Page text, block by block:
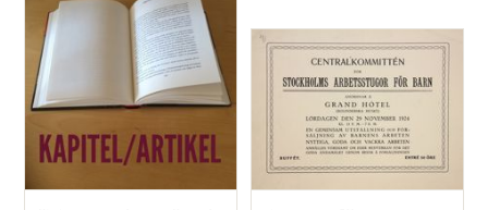
poster
och
teman